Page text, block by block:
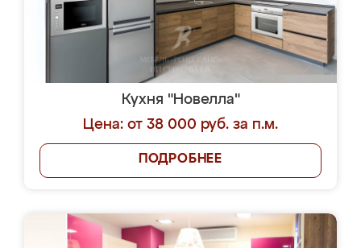
Кухня "Новелла"
Цена: от 38 000 руб. за п.м.
ПОДРОБНЕЕ